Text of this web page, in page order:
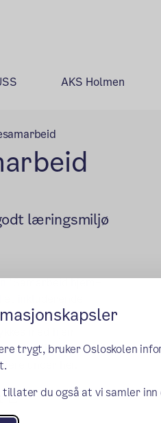
trygt, bruker Osloskolen
du også at vi samler
AKS Holmen
læringsmiljø
"Samarbeid hjem–
inkluderende
med hjem–
har
under her.
(ekstern lenke)